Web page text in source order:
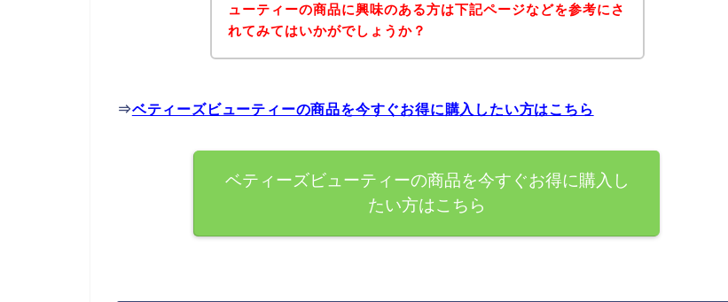
ューティーの商品に興味のある方は下記ページなどを参考にさ
れてみてはいかがでしょうか？
⇒ベティーズビューティーの商品を今すぐお得に購入したい方はこちら
ベティーズビューティーの商品を今すぐお得に購入し
たい方はこちら